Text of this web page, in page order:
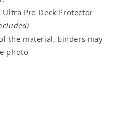
Pro Deck Protector
the material, binders may
photo